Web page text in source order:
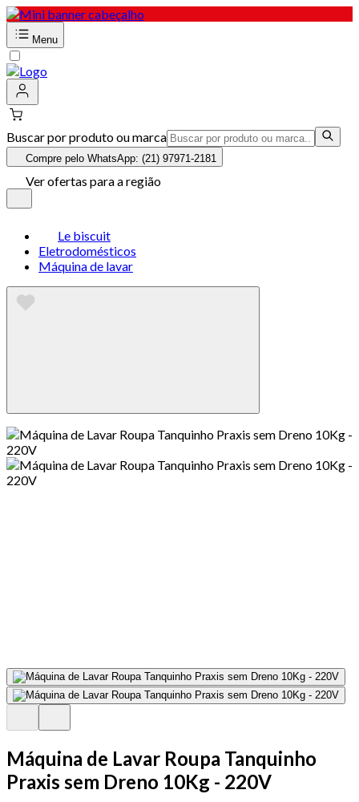
Menu
Buscar por produto ou marca
Compre pelo WhatsApp: (21) 97971-2181
Ver ofertas para a região
Le biscuit
Eletrodomésticos
Máquina de lavar
Máquina de Lavar Roupa Tanquinho
Praxis sem Dreno 10Kg - 220V